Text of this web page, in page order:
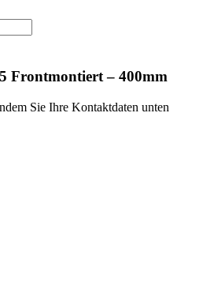
Frontmontiert – 400mm
Sie Ihre Kontaktdaten unten